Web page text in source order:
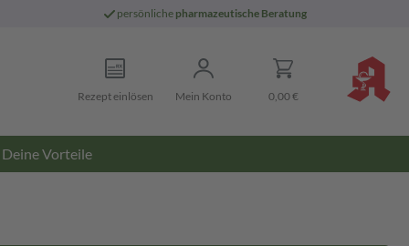
persönliche pharmazeutische Beratung
Rezept einlösen Mein Konto 0,00 €
Deine Vorteile